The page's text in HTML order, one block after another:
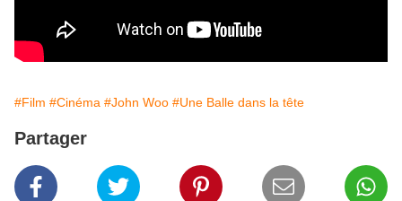
#Film #Cinéma #John Woo #Une Balle dans la tête
Partager